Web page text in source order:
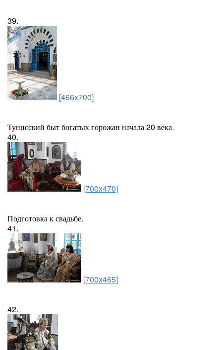
39.
[466x700]
Тунисский быт богатых горожан начала 20 века.
40.
[700x470]
Подготовка к свадьбе.
41.
[700x465]
42.